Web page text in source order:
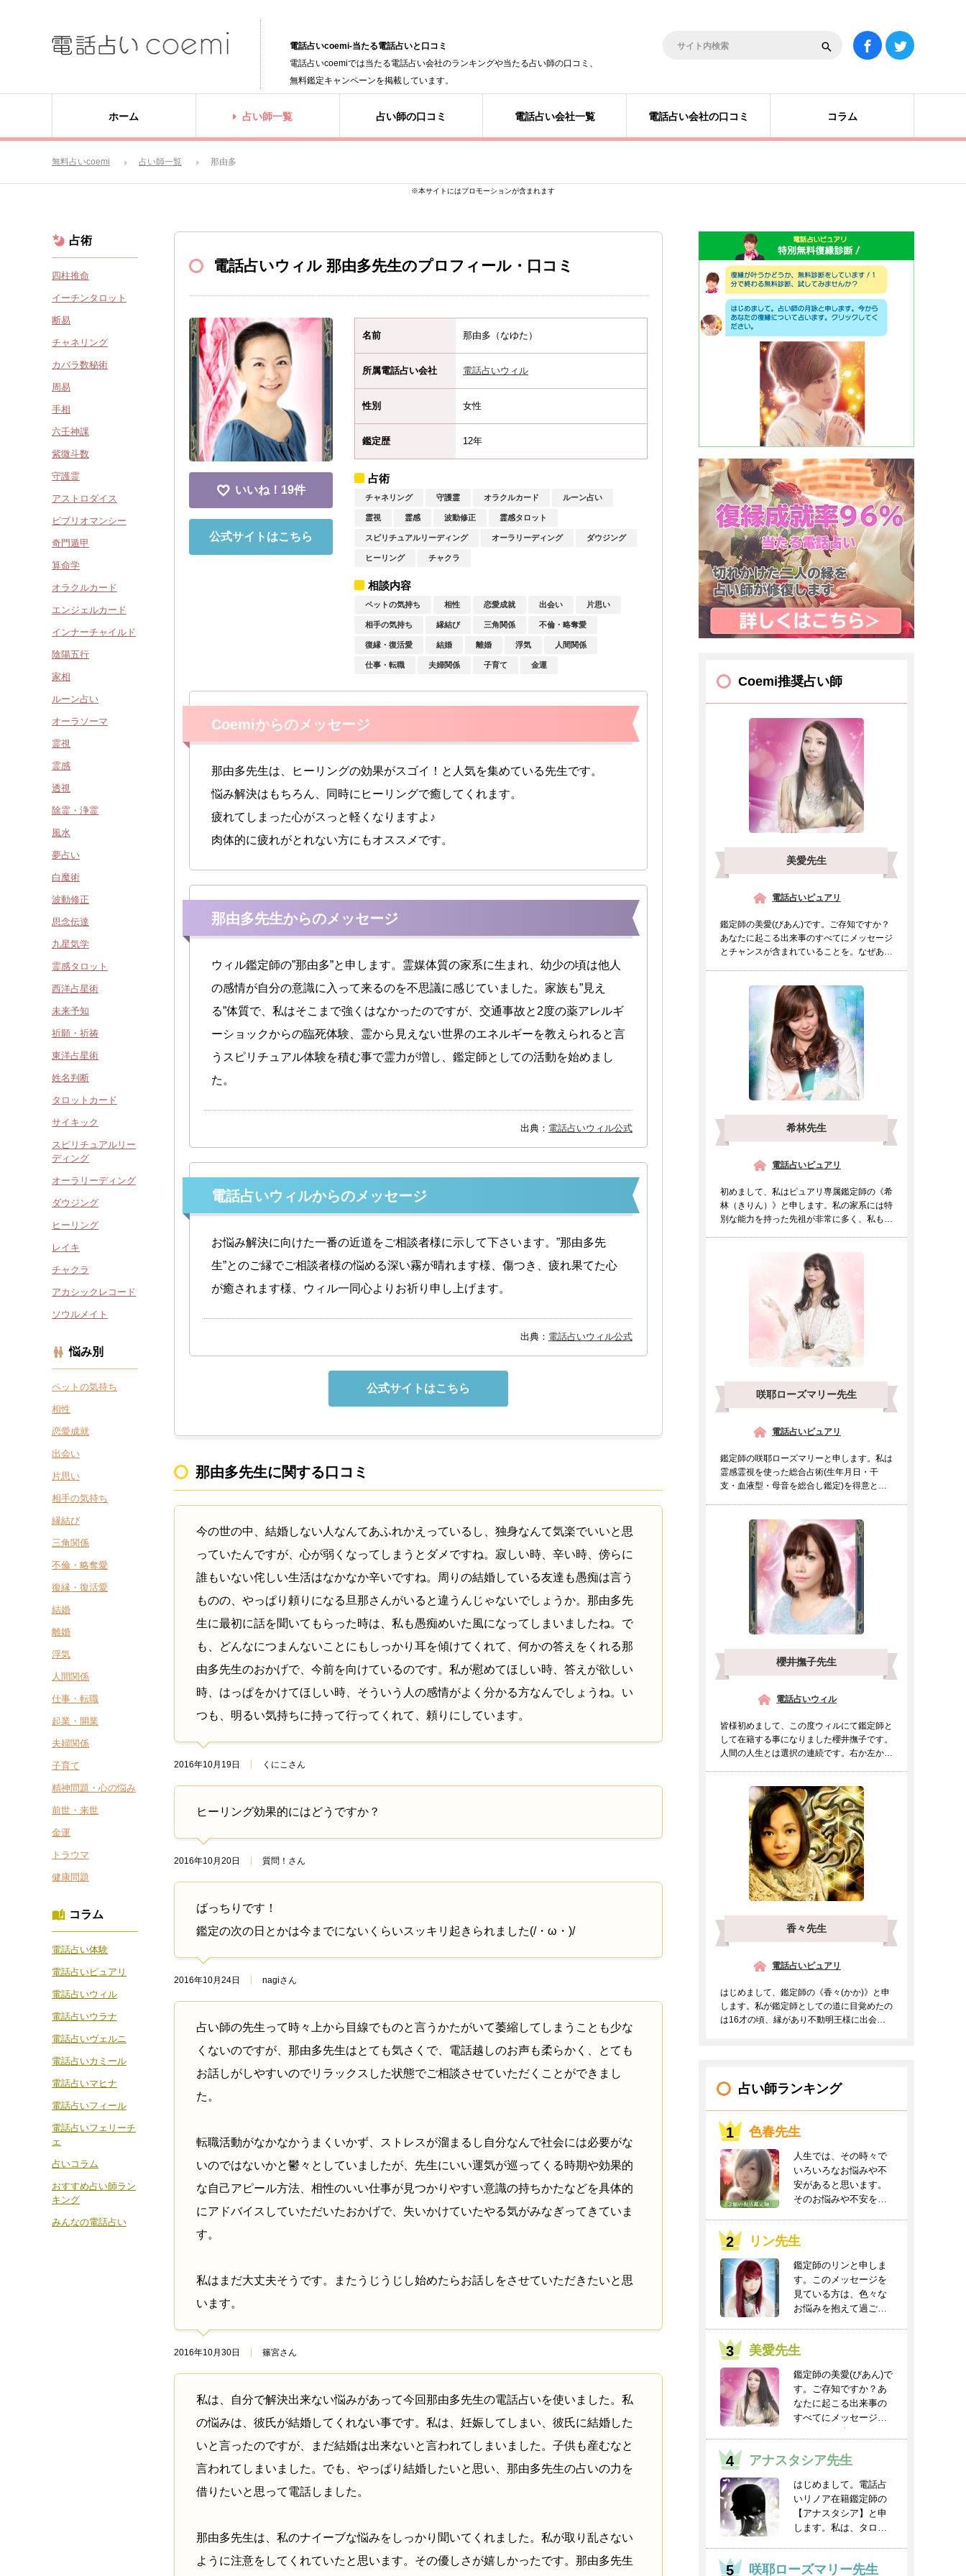
電話占いcoemi-当たる電話占いと口コミ
電話占いcoemiでは当たる電話占い会社のランキングや当たる占い師の口コミ、
無料鑑定キャンペーンを掲載しています。
ホーム 占い師一覧 占い師の口コミ 電話占い会社一覧 電話占い会社の口コミ コラム
無料占いcoemi 占い師一覧 那由多
※本サイトにはプロモーションが含まれます
電話占いウィル 那由多先生のプロフィール・口コミ
いいね！ 19件
公式サイトはこちら
名前 那由多（なゆた）
所属電話占い会社 電話占いウィル
性別 女性
鑑定歴 12年
占術
チャネリング 守護霊 オラクルカード ルーン占い
霊視 霊感 波動修正 霊感タロット
スピリチュアルリーディング オーラリーディング ダウジング
ヒーリング チャクラ
相談内容
ペットの気持ち 相性 恋愛成就 出会い 片思い
相手の気持ち 縁結び 三角関係 不倫・略奪愛
復縁・復活愛 結婚 離婚 浮気 人間関係
仕事・転職 夫婦関係 子育て 金運
Coemiからのメッセージ
那由多先生は、ヒーリングの効果がスゴイ！と人気を集めている先生です。
悩み解決はもちろん、同時にヒーリングで癒してくれます。
疲れてしまった心がスっと軽くなりますよ♪
肉体的に疲れがとれない方にもオススメです。
那由多先生からのメッセージ
ウィル鑑定師の”那由多”と申します。霊媒体質の家系に生まれ、幼少の頃は他人
の感情が自分の意識に入って来るのを不思議に感じていました。家族も”見え
る”体質で、私はそこまで強くはなかったのですが、交通事故と2度の薬アレルギ
ーショックからの臨死体験、霊から見えない世界のエネルギーを教えられると言
うスピリチュアル体験を積む事で霊力が増し、鑑定師としての活動を始めまし
た。
出典： 電話占いウィル公式
電話占いウィルからのメッセージ
お悩み解決に向けた一番の近道をご相談者様に示して下さいます。”那由多先
生”とのご縁でご相談者様の悩める深い霧が晴れます様、傷つき、疲れ果てた心
が癒されます様、ウィル一同心よりお祈り申し上げます。
出典： 電話占いウィル公式
公式サイトはこちら
那由多先生に関する口コミ
今の世の中、結婚しない人なんてあふれかえっているし、独身なんて気楽でいいと思
っていたんですが、心が弱くなってしまうとダメですね。寂しい時、辛い時、傍らに
誰もいない侘しい生活はなかなか辛いですね。周りの結婚している友達も愚痴は言う
ものの、やっぱり頼りになる旦那さんがいると違うんじゃないでしょうか。那由多先
生に最初に話を聞いてもらった時は、私も愚痴めいた風になってしまいましたね。で
も、どんなにつまんないことにもしっかり耳を傾けてくれて、何かの答えをくれる那
由多先生のおかげで、今前を向けているのです。私が慰めてほしい時、答えが欲しい
時、はっぱをかけてほしい時、そういう人の感情がよく分かる方なんでしょうね。い
つも、明るい気持ちに持って行ってくれて、頼りにしています。
2016年10月19日 くにこさん
ヒーリング効果的にはどうですか？
2016年10月20日 質問！さん
ばっちりです！
鑑定の次の日とかは今までにないくらいスッキリ起きられました(/・ω・)/
2016年10月24日 nagiさん
占い師の先生って時々上から目線でものと言うかたがいて萎縮してしまうことも少な
くないのですが、那由多先生はとても気さくで、電話越しのお声も柔らかく、とても
お話しがしやすいのでリラックスした状態でご相談させていただくことができまし
た。
転職活動がなかなかうまくいかず、ストレスが溜まるし自分なんで社会には必要がな
いのではないかと鬱々としていましたが、先生にいい運気が巡ってくる時期や効果的
な自己アピール方法、相性のいい仕事が見つかりやすい意識の持ちかたなどを具体的
にアドバイスしていただいたおかげで、失いかけていたやる気がみなぎってきていま
す。
私はまだ大丈夫そうです。またうじうじし始めたらお話しをさせていただきたいと思
います。
2016年10月30日 篠宮さん
私は、自分で解決出来ない悩みがあって今回那由多先生の電話占いを使いました。私
の悩みは、彼氏が結婚してくれない事です。私は、妊娠してしまい、彼氏に結婚した
いと言ったのですが、まだ結婚は出来ないと言われてしまいました。子供も産むなと
言われてしまいました。でも、やっぱり結婚したいと思い、那由多先生の占いの力を
借りたいと思って電話しました。
那由多先生は、私のナイーブな悩みをしっかり聞いてくれました。私が取り乱さない
ように注意をしてくれていたと思います。その優しさが嬉しかったです。那由多先生
Coemi推奨占い師
美愛先生
電話占いピュアリ
鑑定師の美愛(びあん)です。ご存知ですか？
あなたに起こる出来事のすべてにメッセージ
とチャンスが含まれていることを。なぜあの
希林先生
電話占いピュアリ
初めまして、私はピュアリ専属鑑定師の《希
林（きりん）》と申します。私の家系には特
別な能力を持った先祖が非常に多く、私も幼
咲耶ローズマリー先生
電話占いピュアリ
鑑定師の咲耶ローズマリーと申します。私は
霊感霊視を使った総合占術(生年月日・干
支・血液型・母音を総合し鑑定)を得意とし
櫻井撫子先生
電話占いウィル
皆様初めまして、この度ウィルにて鑑定師と
して在籍する事になりました櫻井撫子です。
人間の人生とは選択の連続です。右か左か進
香々先生
電話占いピュアリ
はじめまして、鑑定師の《香々(かか)》と申
します。私が鑑定師としての道に目覚めたの
は16才の頃、縁があり不動明王様に出会う
占い師ランキング
色春先生
人生では、その時々で
いろいろなお悩みや不
安があると思います。
そのお悩みや不安をお
リン先生
鑑定師のリンと申しま
す。このメッセージを
見ている方は、色々な
お悩みを抱えて過ごし
美愛先生
鑑定師の美愛(びあん)で
す。ご存知ですか？あ
なたに起こる出来事の
すべてにメッセージと
アナスタシア先生
はじめまして。電話占
いリノア在籍鑑定師の
【アナスタシア】と申
します。私は、タロッ
咲耶ローズマリー先生
占術
四柱推命
イーチンタロット
断易
チャネリング
カバラ数秘術
周易
手相
六壬神課
紫微斗数
守護霊
アストロダイス
ビブリオマンシー
奇門遁甲
算命学
オラクルカード
エンジェルカード
インナーチャイルド
陰陽五行
家相
ルーン占い
オーラソーマ
霊視
霊感
透視
除霊・浄霊
風水
夢占い
白魔術
波動修正
思念伝達
九星気学
霊感タロット
西洋占星術
未来予知
祈願・祈祷
東洋占星術
姓名判断
タロットカード
サイキック
スピリチュアルリー
ディング
オーラリーディング
ダウジング
ヒーリング
レイキ
チャクラ
アカシックレコード
ソウルメイト
悩み別
ペットの気持ち
相性
恋愛成就
出会い
片思い
相手の気持ち
縁結び
三角関係
不倫・略奪愛
復縁・復活愛
結婚
離婚
浮気
人間関係
仕事・転職
起業・開業
夫婦関係
子育て
精神問題・心の悩み
前世・来世
金運
トラウマ
健康問題
コラム
電話占い体験
電話占いピュアリ
電話占いウィル
電話占いウラナ
電話占いヴェルニ
電話占いカミール
電話占いマヒナ
電話占いフィール
電話占いフェリーチ
ェ
占いコラム
おすすめ占い師ラン
キング
みんなの電話占い